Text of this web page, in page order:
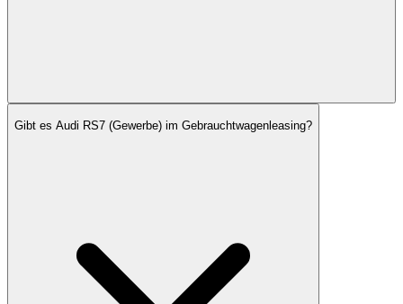
Gibt es Audi RS7 (Gewerbe) im Gebrauchtwagenleasing?